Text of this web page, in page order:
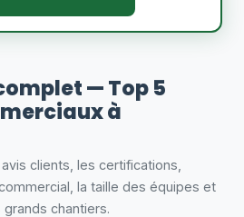
— Top 5
à
clients, les certifications,
la taille des équipes et
chantiers.